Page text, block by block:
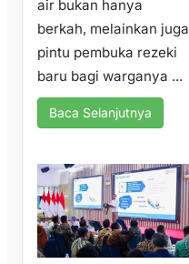
air bukan hanya
berkah, melainkan juga
pintu pembuka rezeki
baru bagi warganya ...
Baca Selanjutnya